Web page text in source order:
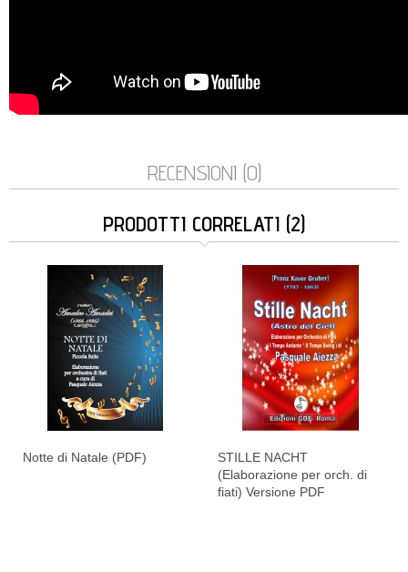
RECENSIONI (0)
PRODOTTI CORRELATI (2)
Notte di Natale (PDF)
STILLE NACHT
(Elaborazione per orch. di
fiati) Versione PDF